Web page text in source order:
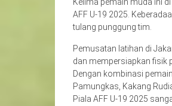
AFF U-19 2025.
tulang punggung tim.
Pemusatan latihan di
dan mempersiapkan fisik
Dengan kombinasi
Pamungkas, Kakang
Piala AFF U-19 2025